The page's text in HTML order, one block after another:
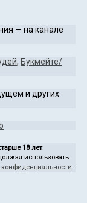
— на канале
, Букмейте/
и других
18 лет.
использовать
.